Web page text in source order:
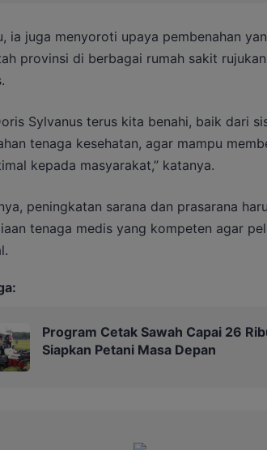
ia juga menyoroti upaya pembenahan
provinsi di berbagai rumah sakit
Sylvanus terus kita benahi, baik dari
tenaga kesehatan, agar mampu
kepada masyarakat,” katanya.
peningkatan sarana dan prasarana
tenaga medis yang kompeten agar
Program Cetak Sawah Capai 26
Siapkan Petani Masa Depan